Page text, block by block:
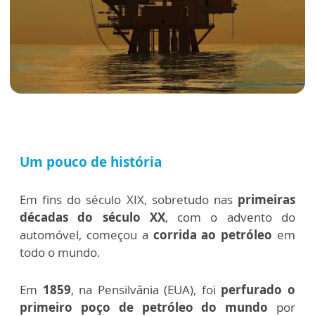
Um pouco de história
Em fins do século XIX, sobretudo nasprimeiras
décadas do século XX, com o advento do
automóvel, começou a corrida ao petróleo em
todo o mundo.
Em 1859, na Pensilvânia (EUA), foi perfurado o
primeiro poço de petróleo do mundo por